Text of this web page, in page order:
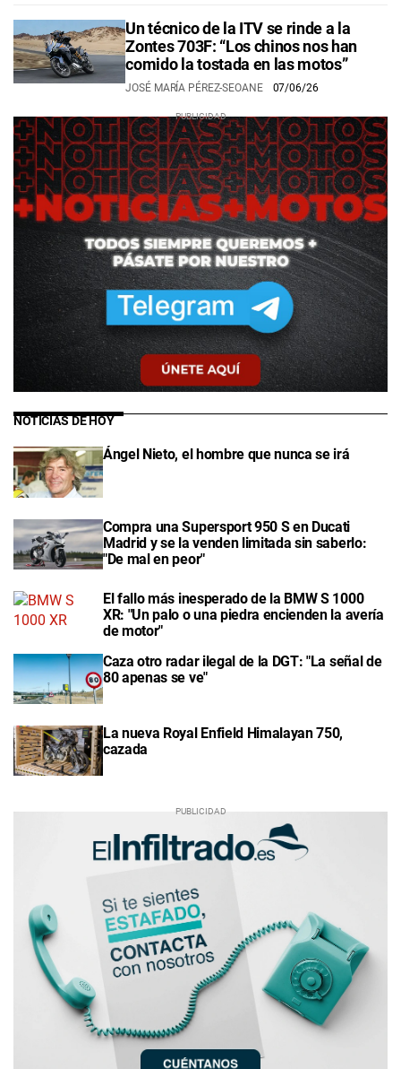
Un técnico de la ITV se rinde a la
Zontes 703F: “Los chinos nos han
comido la tostada en las motos”
JOSÉ MARÍA PÉREZ-SEOANE 07/06/26
NOTICIAS DE HOY
Ángel Nieto, el hombre que nunca se irá
Compra una Supersport 950 S en Ducati
Madrid y se la venden limitada sin saberlo:
"De mal en peor"
El fallo más inesperado de la BMW S 1000
XR: "Un palo o una piedra encienden la avería
de motor"
Caza otro radar ilegal de la DGT: "La señal de
80 apenas se ve"
La nueva Royal Enfield Himalayan 750,
cazada